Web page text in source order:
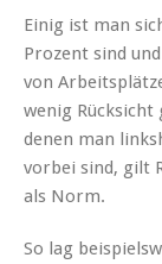
Einig ist man
Prozent sind
von
wenig
denen man
vorbei sind, gilt
als Norm.
So lag